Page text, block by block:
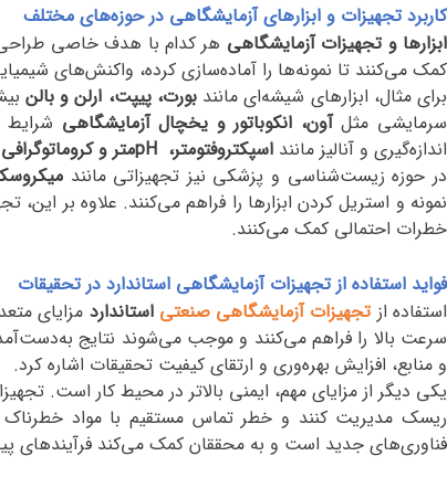
کاربرد تجهیزات و ابزارهای آزمایشگاهی در حوزه‌های مختلف
ابزارها و تجهیزات آزمایشگاهی هر کدام با هدف خاصی طراحی
کمک می‌کنند تا نمونه‌ها را آماده‌سازی کرده، واکنش‌های
برای مثال، ابزارهای شیشه‌ای مانندبورت، پیپت، ارلن و بالن
سرمایشی مثلآون، انکوباتور و یخچال آزمایشگاهی شرایط
اندازه‌گیری و آنالیز مانند اسپکتروفتومتر، pHمتر و کروماتوگرافی
در حوزه زیست‌شناسی و پزشکی نیز تجهیزاتی مانند
نمونه و استریل کردن ابزارها را فراهم می‌کنند. علاوه بر این،
خطرات احتمالی کمک می‌کنند.
فواید استفاده از تجهیزات آزمایشگاهی استاندارد در تحقیقات
استفاده ازتجهیزات آزمایشگاهی صنعتی استاندارد مزایای
سرعت بالا را فراهم می‌کنند و موجب می‌شوند نتایج
و منابع، افزایش بهره‌وری و ارتقای کیفیت تحقیقات اشاره کرد.
یکی دیگر از مزایای مهم، ایمنی بالاتر در محیط کار است.
ریسک مدیریت کنند و خطر تماس مستقیم با مواد خطرناک
فناوری‌های جدید است و به محققان کمک می‌کند فرآیندهای